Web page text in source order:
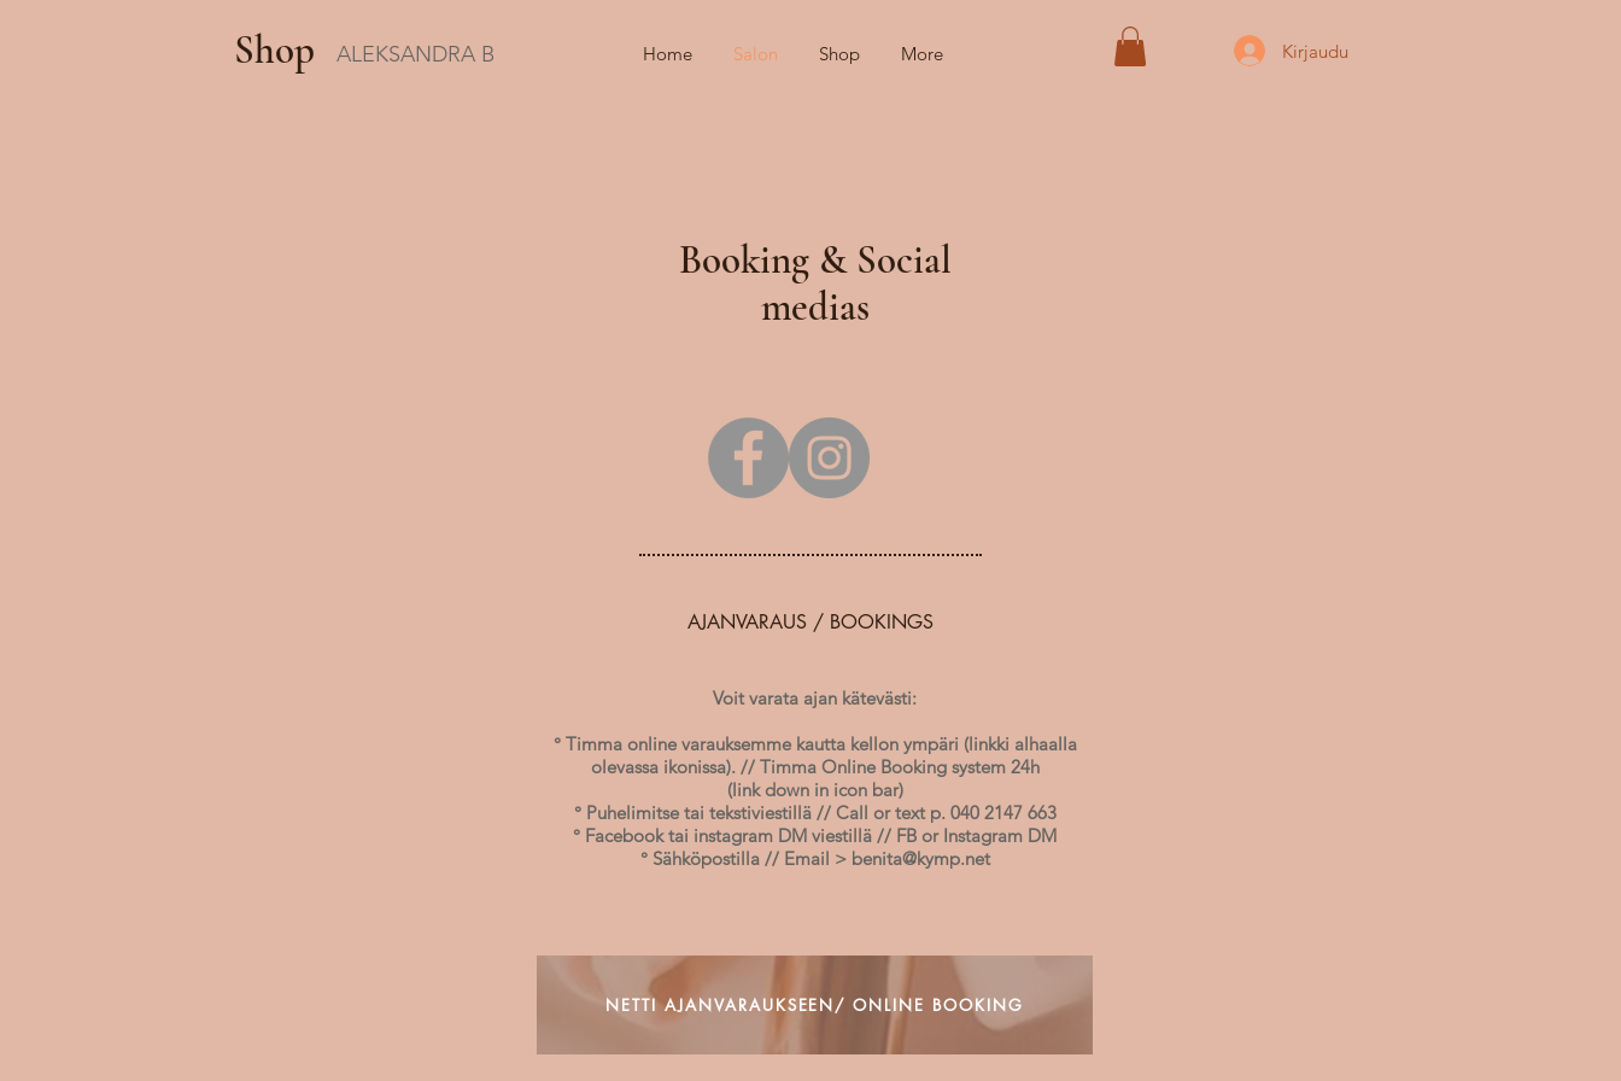
Shop ALEKSANDRA B Home Salon Shop More Kirjaudu
Booking & Social
medias
AJANVARAUS / BOOKINGS
Voit varata ajan kätevästi:
° Timma online varauksemme kautta kellon ympäri (linkki alhaalla
olevassa ikonissa). // Timma Online Booking system 24h
(link down in icon bar)
° Puhelimitse tai tekstiviestillä // Call or text p. 040 2147 663
° Facebook tai instagram DM viestillä // FB or Instagram DM
° Sähköpostilla // Email > benita@kymp.net
NETTI AJANVARAUKSEEN/ ONLINE BOOKING